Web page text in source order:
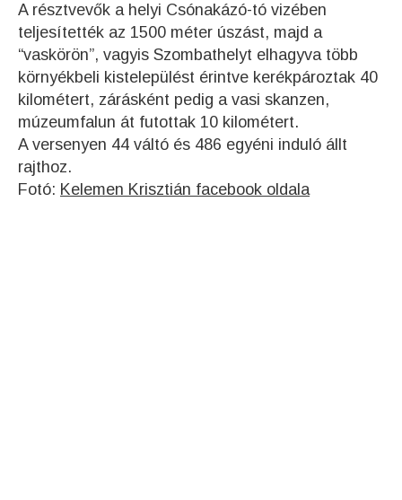
A résztvevők a helyi Csónakázó-tó vizében
teljesítették az 1500 méter úszást, majd a
“vaskörön”, vagyis Szombathelyt elhagyva több
környékbeli kistelepülést érintve kerékpároztak 40
kilométert, zárásként pedig a vasi skanzen,
múzeumfalun át futottak 10 kilométert.
A versenyen 44 váltó és 486 egyéni induló állt
rajthoz.
Fotó: Kelemen Krisztián facebook oldala